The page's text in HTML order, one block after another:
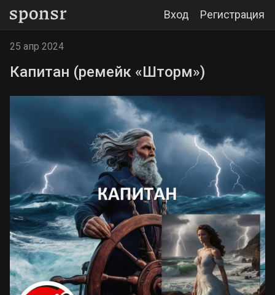
Вход Регистрация
25 апр 2024
Капитан (ремейк «Шторм»)